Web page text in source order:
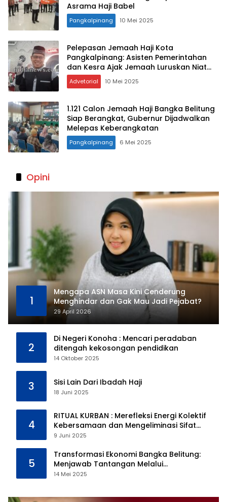
Asrama Haji Babel
Pangkalpinang 10 Mei 2025
Pelepasan Jemaah Haji Kota
Pangkalpinang: Asisten Pemerintahan
dan Kesra Ajak Jemaah Luruskan Niat
dan Jaga Kesehatan
Advetorial 10 Mei 2025
1.121 Calon Jemaah Haji Bangka Belitung
Siap Berangkat, Gubernur Dijadwalkan
Melepas Keberangkatan
Pangkalpinang 6 Mei 2025
Opini
1
Mengapa ASN Masa Kini Cenderung
Menghindar dan Gak Mau Jadi Pejabat?
29 April 2026
2
Di Negeri Konoha : Mencari peradaban
ditengah kekosongan pendidikan
14 Oktober 2025
3 Sisi Lain Dari Ibadah Haji
18 Juni 2025
4
RITUAL KURBAN : Merefleksi Energi Kolektif
Kebersamaan dan Mengeliminasi Sifat
Kebinatangan Manusia
9 Juni 2025
5
Transformasi Ekonomi Bangka Belitung:
Menjawab Tantangan Melalui
Pengelolaan Sumber Daya Alam yang
14 Mei 2025